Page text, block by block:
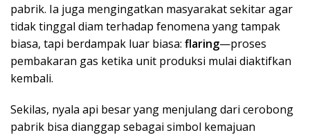
pabrik. Ia juga mengingatkan masyarakat sekitar agar
tidak tinggal diam terhadap fenomena yang tampak
biasa, tapi berdampak luar biasa: flaring—proses
pembakaran gas ketika unit produksi mulai diaktifkan
kembali.
Sekilas, nyala api besar yang menjulang dari cerobong
pabrik bisa dianggap sebagai simbol kemajuan